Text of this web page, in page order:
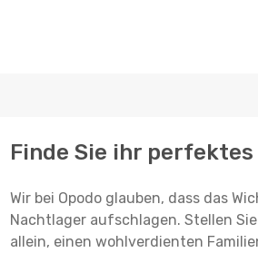
Finde Sie ihr
Wir bei Opodo glauben, dass das
Nachtlager aufschlagen. Stellen
allein, einen wohlverdienten